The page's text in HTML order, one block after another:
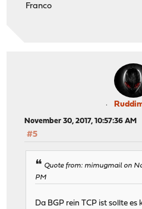
Franco
November 30, 2017, 10:57:36 AM
#5
Quote from: mimugmail on
PM
Da BGP rein TCP ist sollte es